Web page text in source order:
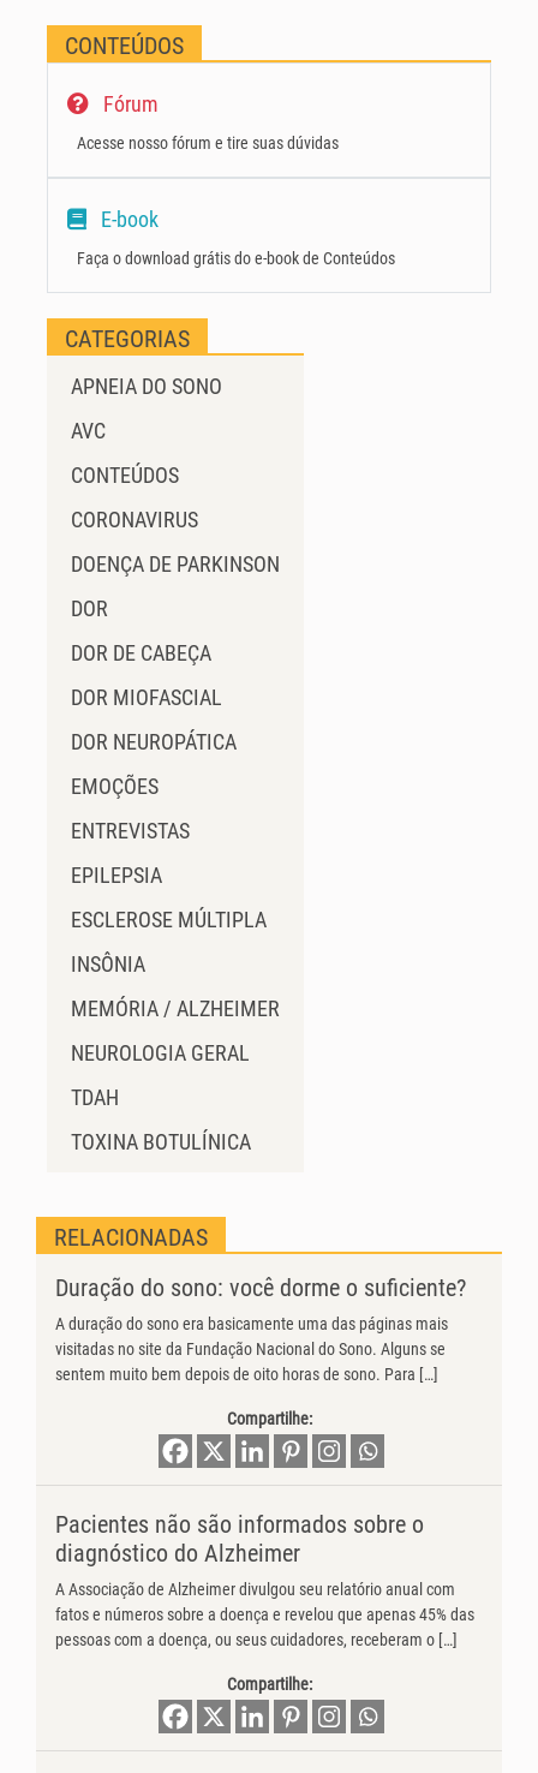
CONTEÚDOS
Fórum
Acesse nosso fórum e tire suas dúvidas
E-book
Faça o download grátis do e-book de Conteúdos
CATEGORIAS
APNEIA DO SONO
AVC
CONTEÚDOS
CORONAVIRUS
DOENÇA DE PARKINSON
DOR
DOR DE CABEÇA
DOR MIOFASCIAL
DOR NEUROPÁTICA
EMOÇÕES
ENTREVISTAS
EPILEPSIA
ESCLEROSE MÚLTIPLA
INSÔNIA
MEMÓRIA / ALZHEIMER
NEUROLOGIA GERAL
TDAH
TOXINA BOTULÍNICA
RELACIONADAS
Duração do sono: você dorme o suficiente?
A duração do sono era basicamente uma das páginas mais
visitadas no site da Fundação Nacional do Sono. Alguns se
sentem muito bem depois de oito horas de sono. Para […]
Compartilhe:
Pacientes não são informados sobre o
diagnóstico do Alzheimer
A Associação de Alzheimer divulgou seu relatório anual com
fatos e números sobre a doença e revelou que apenas 45% das
pessoas com a doença, ou seus cuidadores, receberam o […]
Compartilhe: